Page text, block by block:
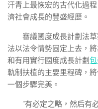
汗青上最恢宏的古代化過
濟社會成長的豐盛經歷。
審議國度成長計劃法
法以法令情勢固定上去，
和有用實行國度成長計劃
軌制扶植的主要里程碑，
一個步驟完美。
“有必定之略，然后有